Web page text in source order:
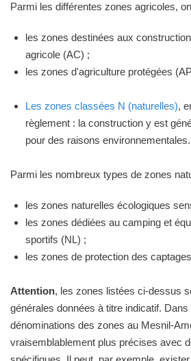
Parmi les différentes zones agricoles,
les zones destinées aux
agricole (AC) ;
les zones d'agriculture protégées
Les zones classées N (naturelles),
règlement : la construction y est
pour des raisons environnementales.
Parmi les nombreux types de zones
les zones naturelles écologiques
les zones dédiées au camping et
sportifs (NL) ;
les zones de protection des
Attention, les zones listées ci-dessus
générales données à titre indicatif.
dénominations des zones au Mesnil-
vraisemblablement plus précises avec